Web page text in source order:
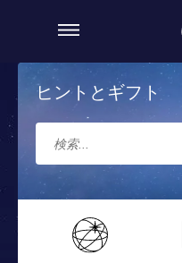
ヒントとギフト